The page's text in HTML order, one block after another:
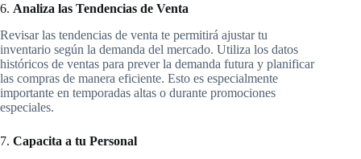
6. Analiza las Tendencias de Venta
Revisar las tendencias de venta te permitirá ajustar tu
inventario según la demanda del mercado. Utiliza los datos
históricos de ventas para prever la demanda futura y planificar
las compras de manera eficiente. Esto es especialmente
importante en temporadas altas o durante promociones
especiales.
7. Capacita a tu Personal